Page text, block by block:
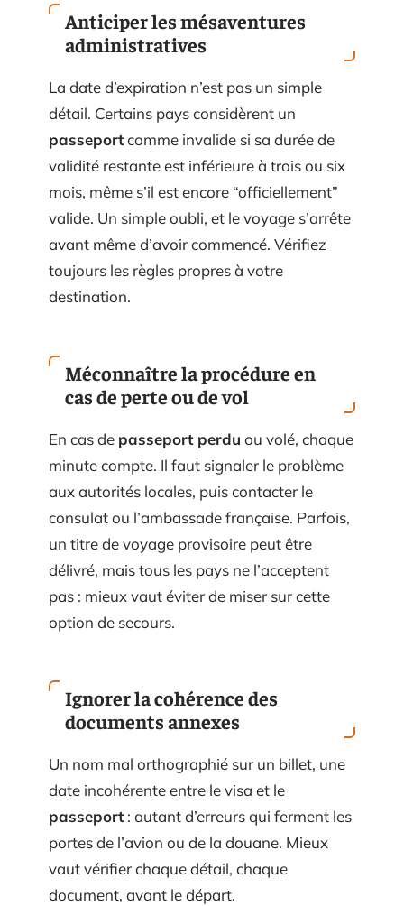
Anticiper les mésaventures
administratives
La date d’expiration n’est pas un simple
détail. Certains pays considèrent un
passeportcomme invalide si sa durée de
validité restante est inférieure à trois ou six
mois, même s’il est encore “officiellement”
valide. Un simple oubli, et le voyage s’arrête
avant même d’avoir commencé. Vérifiez
toujours les règles propres à votre
destination.
Méconnaître la procédure en
cas de perte ou de vol
En cas de passeport perdu ou volé, chaque
minute compte. Il faut signaler le problème
aux autorités locales, puis contacter le
consulat ou l’ambassade française. Parfois,
un titre de voyage provisoire peut être
délivré, mais tous les pays ne l’acceptent
pas : mieux vaut éviter de miser sur cette
option de secours.
Ignorer la cohérence des
documents annexes
Un nom mal orthographié sur un billet, une
date incohérente entre le visa et le
passeport: autant d’erreurs qui ferment les
portes de l’avion ou de la douane. Mieux
vaut vérifier chaque détail, chaque
document, avant le départ.